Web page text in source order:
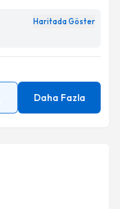
Haritada Göster
Daha Fazla